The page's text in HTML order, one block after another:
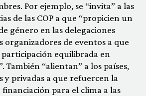
Por ejemplo, se “invita” a las
de las COP a que “propicien un
género en las delegaciones
organizadores de eventos a que
equilibrada en
También “alientan” a los países,
y privadas a que refuercen la
para el clima a las